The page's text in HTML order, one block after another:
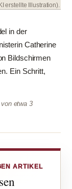
erstellte Illustration).
in der
Catherine
Bildschirmen
Ein Schritt,
etwa 3
ARTIKEL